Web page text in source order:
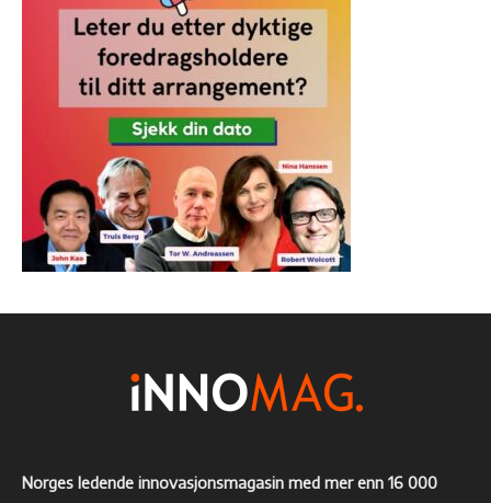
Norges ledende innovasjonsmagasin med mer enn 16 000